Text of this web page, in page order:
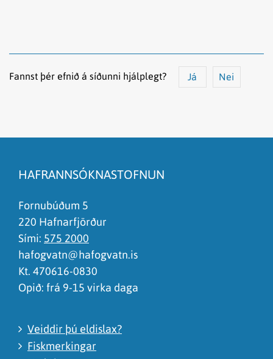
Fannst þér efnið á síðunni hjálplegt? Já Nei
Það er of mikið efni á síðunni
Ég skil ekki efnið, finnst það of flókið
HAFRANNSÓKNASTOFNUN
Fornubúðum 5
220 Hafnarfjörður
Sími: 575 2000
hafogvatn@hafogvatn.is
Kt. 470616-0830
Opið: frá 9-15 virka daga
Veiddir þú eldislax?
Fiskmerkingar